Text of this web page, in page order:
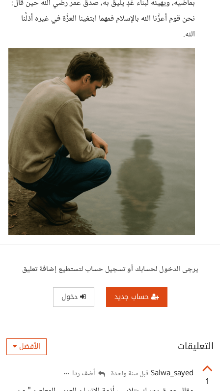
بماضيه، ويهيئه لبناء غدٍ يليق به، صدق عمر رضي الله حين قال:
نحن قوم أعزَّنا الله بالإسلام فمهما ابتغينا العزَّة في غيره أذلَّنا
الله.
يرجى الدخول لحسابك أو تسجيل حساب لتستطيع إضافة تعليق
حساب جديد دخول
التعليقات الأفضل
1
Salwa_sayed قبل سنة واحدة أضف ردا